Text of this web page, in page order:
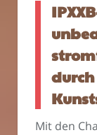
Mit den